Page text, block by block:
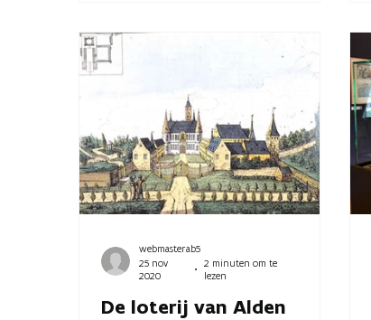
De loterij van Alden
webmasterab5
25 nov
2020
2 minuten om te
lezen